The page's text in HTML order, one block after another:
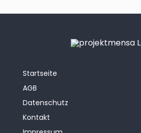
Startseite
AGB
Datenschutz
Kontakt